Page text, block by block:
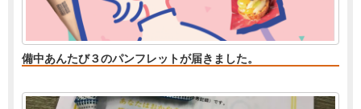
備中あんたび３のパンフレットが届きました。